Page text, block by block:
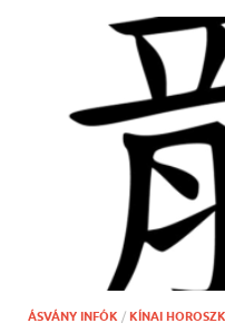
ÁSVÁNY INFÓK / KÍNAI